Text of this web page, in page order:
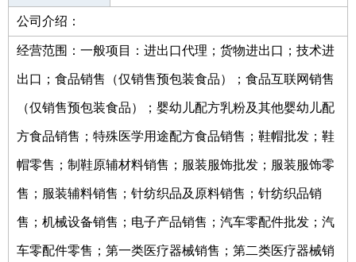
公司类型
公司介绍：
经营范围：一般项目：进出口代理；货物进出口；技术进
出口；食品销售（仅销售预包装食品）；食品互联网销售
（仅销售预包装食品）；婴幼儿配方乳粉及其他婴幼儿配
方食品销售；特殊医学用途配方食品销售；鞋帽批发；鞋
帽零售；制鞋原辅材料销售；服装服饰批发；服装服饰零
售；服装辅料销售；针纺织品及原料销售；针纺织品销
售；机械设备销售；电子产品销售；汽车零配件批发；汽
车零配件零售；第一类医疗器械销售；第二类医疗器械销